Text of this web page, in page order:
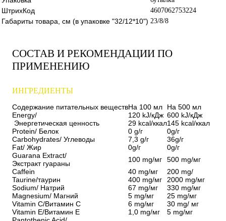
ШтрихКод 4607062753224
Габариты товара, см (в упаковке "32/12*10") 23/8/8
СОСТАВ И РЕКОМЕНДАЦИИ ПО
ПРИМЕНЕНИЮ
ИНГРЕДИЕНТЫ
Содержание питательных веществНа 100 мл
На 500 мл
Energy/
Энергетическая ценность
120 kJ/кДж
29 kcal/ккал
600 kJ/кДж
145 kcal/ккал
Protein/ Белок
0 g/г
0g/г
Carbohydrates/ Углеводы
7,3 g/г
36g/г
Fat/ Жир
0g/г
0g/г
Guarana Extract/
Экстракт гуараны
100 mg/мг
500 mg/мг
Caffein
40 mg/мг
200 mg/
Taurine/таурин
400 mg/мг
2000 mg/мг
Sodium/ Натрий
67 mg/мг
330 mg/мг
Magnesium/ Магний
5 mg/мг
25 mg/мг
Vitamin C/Витамин С
6 mg/мг
30 mg/ мг
Vitamin Е/Витамин Е
1,0 mg/мг
5 mg/мг